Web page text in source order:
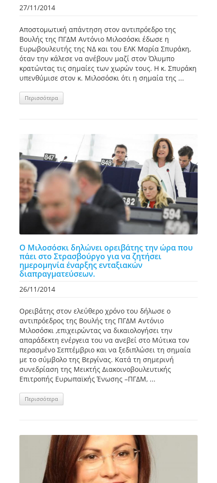
27/11/2014
Αποστομωτική απάντηση στον αντιπρόεδρο της
Βουλής της ΠΓΔΜ Αντόνιο Μιλοσόσκι έδωσε η
Ευρωβουλευτής της ΝΔ και του ΕΛΚ Μαρία Σπυράκη,
όταν την κάλεσε να ανέβουν μαζί στον Όλυμπο
κρατώντας τις σημαίες των χωρών τους. Η κ. Σπυράκη
υπενθύμισε στον κ. Μιλοσόσκι ότι η σημαία της ...
Περισσότερα
Ο Μιλοσόσκι δηλώνει ορειβάτης την ώρα που
πάει στο Στρασβούργο για να ζητήσει
ημερομηνία έναρξης ενταξιακών
διαπραγματεύσεων.
26/11/2014
Ορειβάτης στον ελεύθερο χρόνο του δήλωσε ο
αντιπρόεδρος της Βουλής της ΠΓΔΜ Αντόνιο
Μιλοσόσκι ,επιχειρώντας να δικαιολογήσει την
απαράδεκτη ενέργεια του να ανεβεί στο Μύτικα τον
περασμένο Σεπτέμβριο και να ξεδιπλώσει τη σημαία
με το σύμβολο της Βεργίνας. Κατά τη σημερινή
συνεδρίαση της Μεικτής Διακοινοβουλευτικής
Επιτροπής Ευρωπαϊκής Ένωσης –ΠΓΔΜ, ...
Περισσότερα